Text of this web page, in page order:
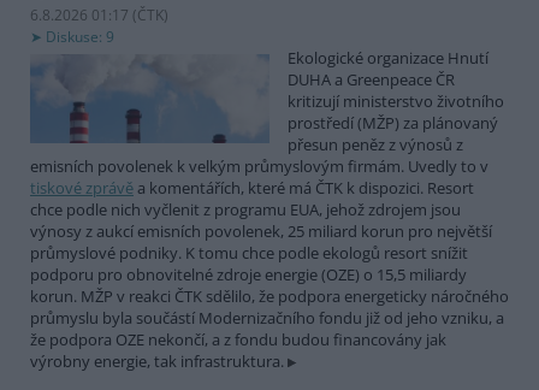
6.8.2026 01:17 (ČTK)
Diskuse: 9
Ekologické organizace Hnutí
DUHA a Greenpeace ČR
kritizují ministerstvo životního
prostředí (MŽP) za plánovaný
přesun peněz z výnosů z
emisních povolenek k velkým průmyslovým firmám. Uvedly to v
tiskové zprávě a komentářích, které má ČTK k dispozici. Resort
chce podle nich vyčlenit z programu EUA, jehož zdrojem jsou
výnosy z aukcí emisních povolenek, 25 miliard korun pro největší
průmyslové podniky. K tomu chce podle ekologů resort snížit
podporu pro obnovitelné zdroje energie (OZE) o 15,5 miliardy
korun. MŽP v reakci ČTK sdělilo, že podpora energeticky náročného
průmyslu byla součástí Modernizačního fondu již od jeho vzniku, a
že podpora OZE nekončí, a z fondu budou financovány jak
výrobny energie, tak infrastruktura.